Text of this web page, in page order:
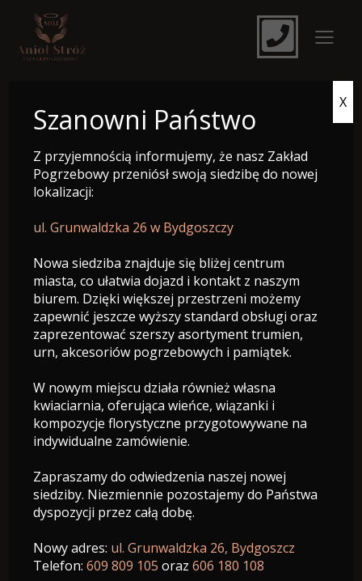
e-Nekrolog
Roman Zahoruiko
26.07.1990 - 07.06.2026
Wiek: 35 lat
Data pogrzebu:11.06.2026
Ceremonia pożegnalna:o godz. 09:00 Parafia
Prawosławna p.w. św. Mikołaja w Bydgoszczy
Szanowni Państwo
Z przyjemnością informujemy, że nasz Zakład
Pogrzebowy przeniósł swoją siedzibę do nowej
lokalizacji:
ul. Grunwaldzka 26 w Bydgoszczy
Nowa siedziba znajduje się bliżej centrum
miasta, co ułatwia dojazd i kontakt z naszym
biurem. Dzięki większej przestrzeni możemy
zapewnić jeszcze wyższy standard obsługi oraz
zaprezentować szerszy asortyment trumien,
urn, akcesoriów pogrzebowych i pamiątek.
W nowym miejscu działa również własna
kwiaciarnia, oferująca wieńce, wiązanki i
kompozycje florystyczne przygotowywane na
indywidualne zamówienie.
Zapraszamy do odwiedzenia naszej nowej
siedziby. Niezmiennie pozostajemy do Państwa
dyspozycji przez całą dobę.
Nowy adres: ul. Grunwaldzka 26, Bydgoszcz
Telefon:609 809 105 oraz606 180 108
X